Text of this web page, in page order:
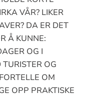
VÅR? LIKER
DA ER DET
Å KUNNE:
OG I
OG
OM
OPP PRAKTISKE